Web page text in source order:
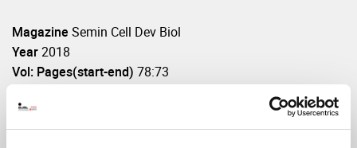
Magazine Semin Cell Dev Biol
Year2018
Vol: Pages(start-end) 78:73